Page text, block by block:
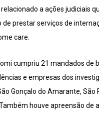
a ações judiciais
de prestar serviços de
care.
cumpriu 21 mandados de
e empresas dos
Gonçalo do Amarante, São
houve apreensão de